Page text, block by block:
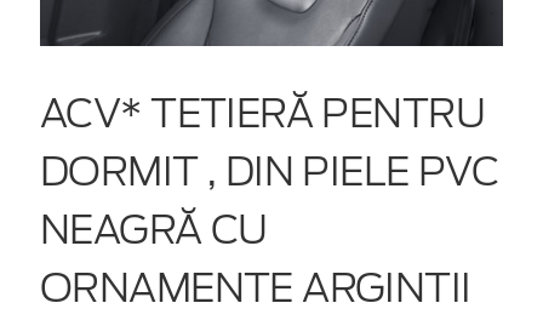
ACV* TETIERĂ PENTRU
DORMIT , DIN PIELE PVC
NEAGRĂ CU
ORNAMENTE ARGINTII